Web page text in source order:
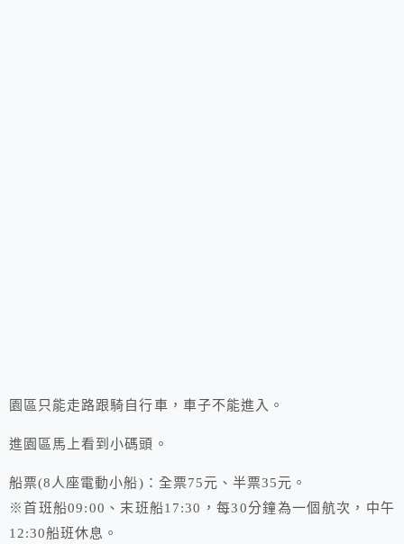
園區只能走路跟騎自行車，車子不能進入。
進園區馬上看到小碼頭。
船票(8人座電動小船)：全票75元、半票35元。
※首班船09:00、末班船17:30，每30分鐘為一個航次，中午
12:30船班休息。